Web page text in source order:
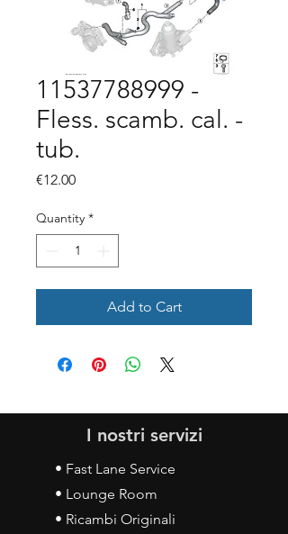
11537788999 -
Fless. scamb. cal. -
tub.
€12.00Price
Quantity *
Add to Cart
I nostri servizi
• Fast Lane Service
• Lounge Room
• Ricambi Originali